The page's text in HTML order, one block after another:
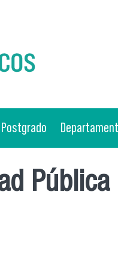
Postgrado
Pública